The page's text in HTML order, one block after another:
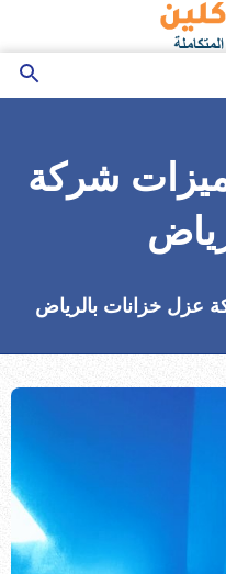
بحث
شركة
عزل خزانات بالرياض